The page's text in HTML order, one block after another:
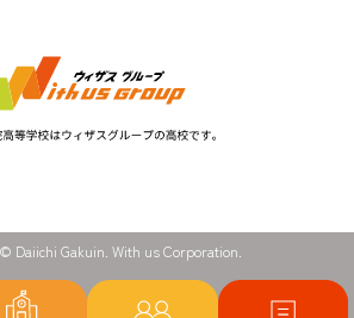
Daiichi Gakuin. With us Corporation.